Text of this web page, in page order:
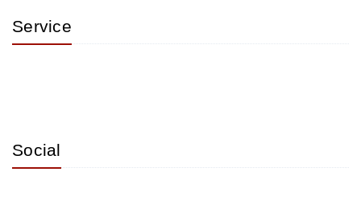
Service
Social